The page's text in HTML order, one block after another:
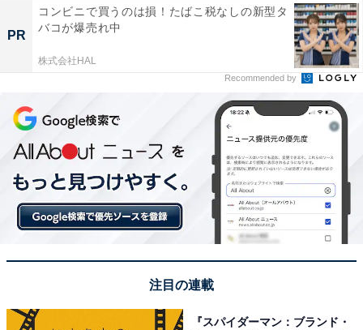
こちらもおすすめ
【リコール情報】53万台以上のAnker製品が発
火の可能性あり。モバイルバッテリーやスピー
カーも対象に
1 2
PR
コンビニで買うのは損！たばこ税なしの新型タ
バコが爆売れ中
株式会社HAL
Recommended by
注目の連載
『スパイダーマン：ブランド・